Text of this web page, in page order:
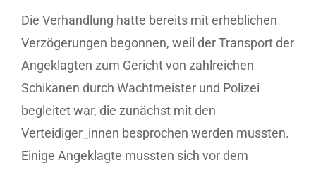
Die Verhandlung hatte bereits mit erheblichen
Verzögerungen begonnen, weil der Transport der
Angeklagten zum Gericht von zahlreichen
Schikanen durch Wachtmeister und Polizei
begleitet war, die zunächst mit den
Verteidiger_innen besprochen werden mussten.
Einige Angeklagte mussten sich vor dem